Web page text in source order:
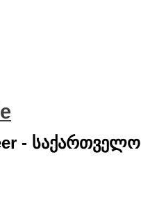
- საქართველო